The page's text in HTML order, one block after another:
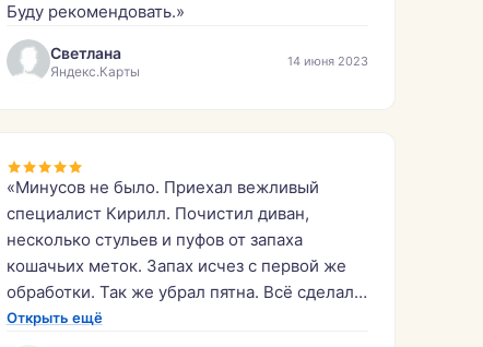
Буду рекомендовать.»
Светлана
Яндекс.Карты
14 июня 2023
«Минусов не было. Приехал вежливый
специалист Кирилл. Почистил диван,
несколько стульев и пуфов от запаха
кошачьих меток. Запах исчез с первой же
обработки. Так же убрал пятна. Всё сделал
быстро и аккуратно. Молодцы.»
Открыть ещё